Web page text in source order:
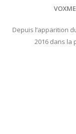
Depuis l’apparition
2016 dans la